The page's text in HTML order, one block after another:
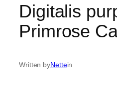
Digitalis
Primrose
Written byNettein